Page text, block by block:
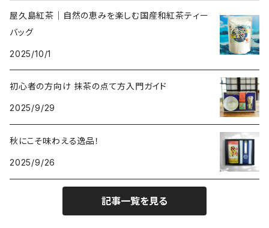
屋久島紅茶｜自然の恵みを楽しむ国産和紅茶ティー
バッグ
2025/10/1
初心者の方向け 抹茶の点て方入門ガイド
2025/9/29
秋にこそ味わえる逸品！
2025/9/26
記事一覧を見る